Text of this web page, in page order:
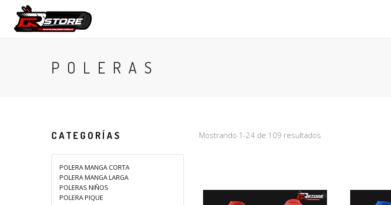
POLERAS
CATEGORÍAS
POLERA MANGA CORTA
POLERA MANGA LARGA
POLERAS NIÑOS
POLERA PIQUE
Mostrando 1-24 de 109 resultados